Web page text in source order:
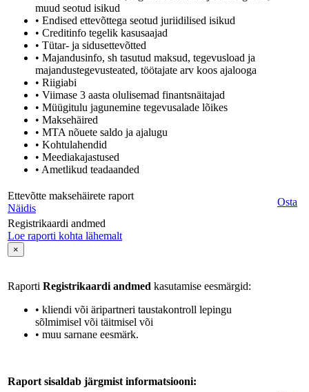
muud seotud isikud
• Endised ettevõttega seotud juriidilised isikud
• Creditinfo tegelik kasusaajad
• Tütar- ja sidusettevõtted
• Majandusinfo, sh tasutud maksud, tegevusload ja
majandustegevusteated, töötajate arv koos ajalooga
• Riigiabi
• Viimase 3 aasta olulisemad finantsnäitajad
• Müügitulu jagunemine tegevusalade lõikes
• Maksehäired
• MTA nõuete saldo ja ajalugu
• Kohtulahendid
• Meediakajastused
• Ametlikud teadaanded
Ettevõtte maksehäirete raport
Näidis
Osta
Registrikaardi andmed
Loe raporti kohta lähemalt
×
Raporti Registrikaardi andmed kasutamise eesmärgid:
• kliendi või äripartneri taustakontroll lepingu
sõlmimisel või täitmisel või
• muu sarnane eesmärk.
Raport sisaldab järgmist informatsiooni: